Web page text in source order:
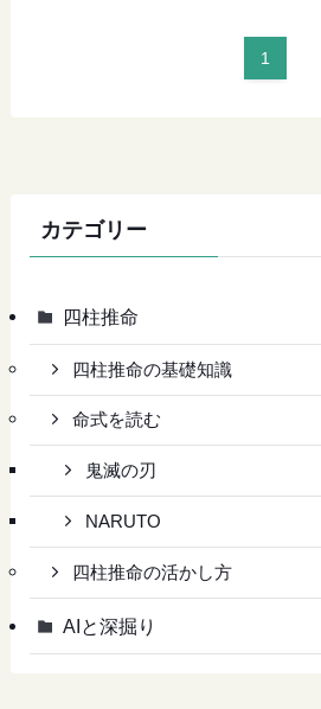
1
カテゴリー
四柱推命
四柱推命の基礎知識
命式を読む
鬼滅の刃
NARUTO
四柱推命の活かし方
AIと深掘り